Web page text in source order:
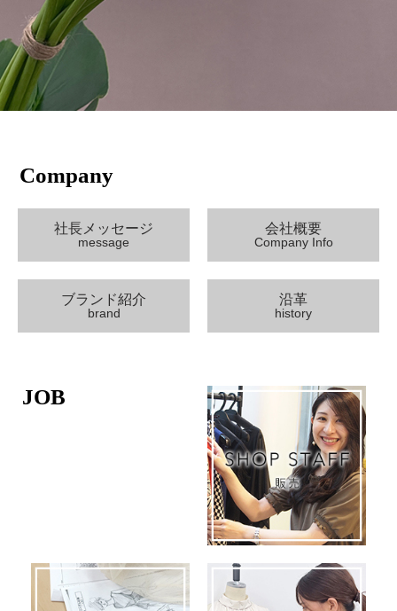
Company
社長メッセージ
message
会社概要
Company Info
ブランド紹介
brand
沿革
history
JOB